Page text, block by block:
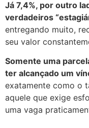
Já 7,4%, por outro
verdadeiros
entregando muito,
seu valor
Somente uma
ter alcançado um
exatamente como o
aquele que exige
uma vaga